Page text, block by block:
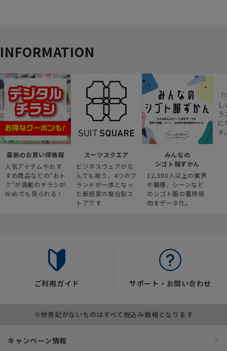
INFORMATION
最新のお買い得情報
人気アイテムやおす
すめ商品などの“おト
ク“が満載のチラシが
Webでも見られる！
スーツスクエア
ビジネスウェアがな
んでも揃う、4つのブ
ランドが一体となっ
た新感覚の複合型ス
トアです
みんなの
シゴト服ずかん
12,000人以上の業界
や職種、シーンなど
のシゴト服の着用傾
向をデータ化。
し
ラ
に
チ
ご利用ガイド サポート・お問い合わせ
※税表記がないものはすべて税込み価格となります
キャンペーン情報